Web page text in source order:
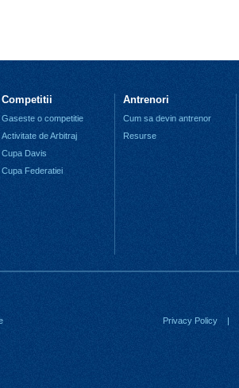
Competitii
Gaseste o competitie
Activitate de Arbitraj
Cupa Davis
Cupa Federatiei
Antrenori
Cum sa devin antrenor
Resurse
|
Privacy Policy